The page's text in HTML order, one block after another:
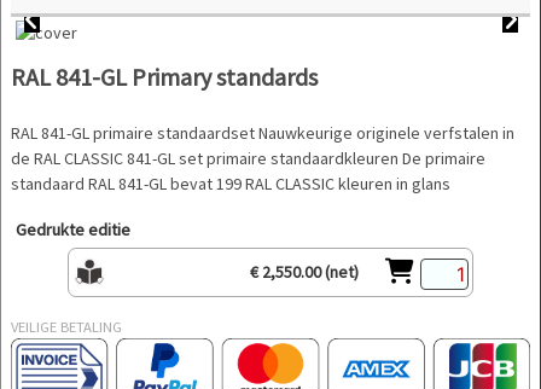
RAL 841-GL Primary standards
RAL 841-GL primaire standaardset Nauwkeurige originele verfstalen in
de RAL CLASSIC 841-GL set primaire standaardkleuren De primaire
standaard RAL 841-GL bevat 199 RAL CLASSIC kleuren in glans
Gedrukte editie
€ 2,550.00 (net)
VEILIGE BETALING